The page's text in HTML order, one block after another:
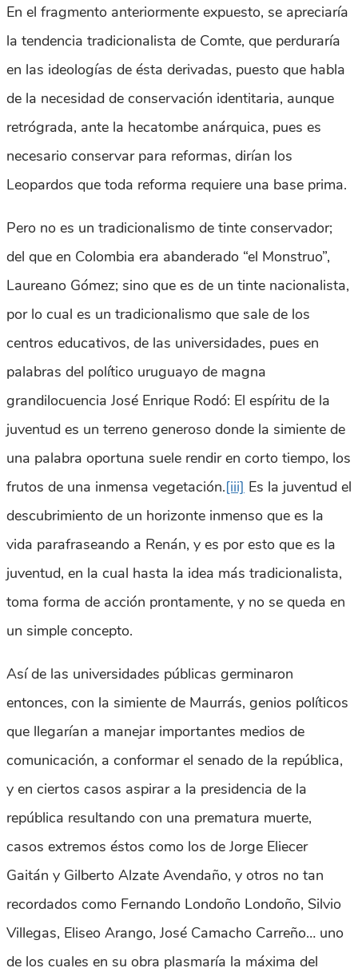
En el fragmento anteriormente expuesto, se apreciaría
la tendencia tradicionalista de Comte, que perduraría
en las ideologías de ésta derivadas, puesto que habla
de la necesidad de conservación identitaria, aunque
retrógrada, ante la hecatombe anárquica, pues es
necesario conservar para reformas, dirían los
Leopardos que toda reforma requiere una base prima.
Pero no es un tradicionalismo de tinte conservador;
del que en Colombia era abanderado “el Monstruo”,
Laureano Gómez; sino que es de un tinte nacionalista,
por lo cual es un tradicionalismo que sale de los
centros educativos, de las universidades, pues en
palabras del político uruguayo de magna
grandilocuencia José Enrique Rodó: El espíritu de la
juventud es un terreno generoso donde la simiente de
una palabra oportuna suele rendir en corto tiempo, los
frutos de una inmensa vegetación.[iii] Es la juventud el
descubrimiento de un horizonte inmenso que es la
vida parafraseando a Renán, y es por esto que es la
juventud, en la cual hasta la idea más tradicionalista,
toma forma de acción prontamente, y no se queda en
un simple concepto.
Así de las universidades públicas germinaron
entonces, con la simiente de Maurrás, genios políticos
que llegarían a manejar importantes medios de
comunicación, a conformar el senado de la república,
y en ciertos casos aspirar a la presidencia de la
república resultando con una prematura muerte,
casos extremos éstos como los de Jorge Eliecer
Gaitán y Gilberto Alzate Avendaño, y otros no tan
recordados como Fernando Londoño Londoño, Silvio
Villegas, Eliseo Arango, José Camacho Carreño… uno
de los cuales en su obra plasmaría la máxima del